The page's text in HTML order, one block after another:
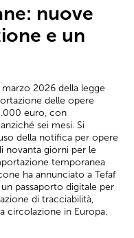
nuove
e un
2026 della legge
delle opere
euro, con
sei mesi. Si
della notifica per opere
novanta giorni per le
temporanea
ha annunciato a Tefaf
passaporto digitale per
di tracciabilità,
circolazione in Europa.